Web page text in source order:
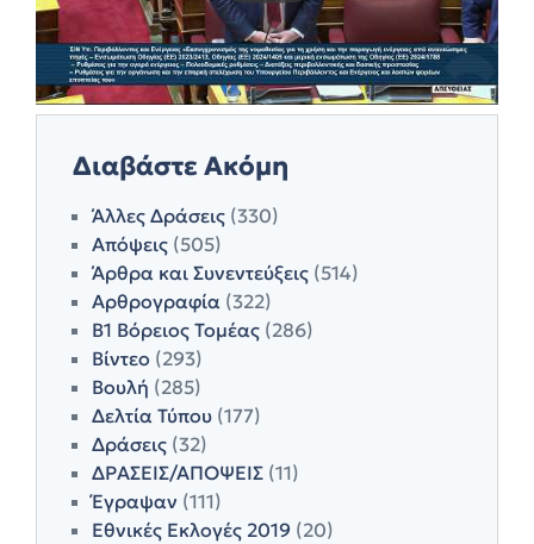
Διαβάστε Ακόμη
Άλλες Δράσεις (330)
Απόψεις (505)
Άρθρα και Συνεντεύξεις (514)
Αρθρογραφία (322)
Β1 Βόρειος Τομέας (286)
Βίντεο (293)
Βουλή (285)
Δελτία Τύπου (177)
Δράσεις (32)
ΔΡΑΣΕΙΣ/ΑΠΟΨΕΙΣ (11)
Έγραψαν (111)
Εθνικές Εκλογές 2019 (20)